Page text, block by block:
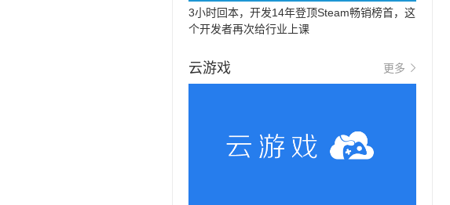
3小时回本，开发14年登顶Steam畅销榜首，这
个开发者再次给行业上课
云游戏 更多